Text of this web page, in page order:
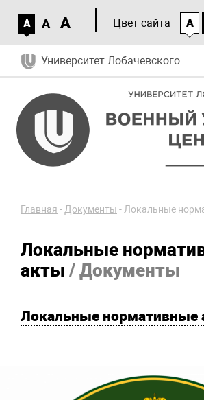
A A A Цвет сайта A
Университет Лобачевского
Главная -Документы -Локальные
Локальные
акты / Документы
Локальные нормативные